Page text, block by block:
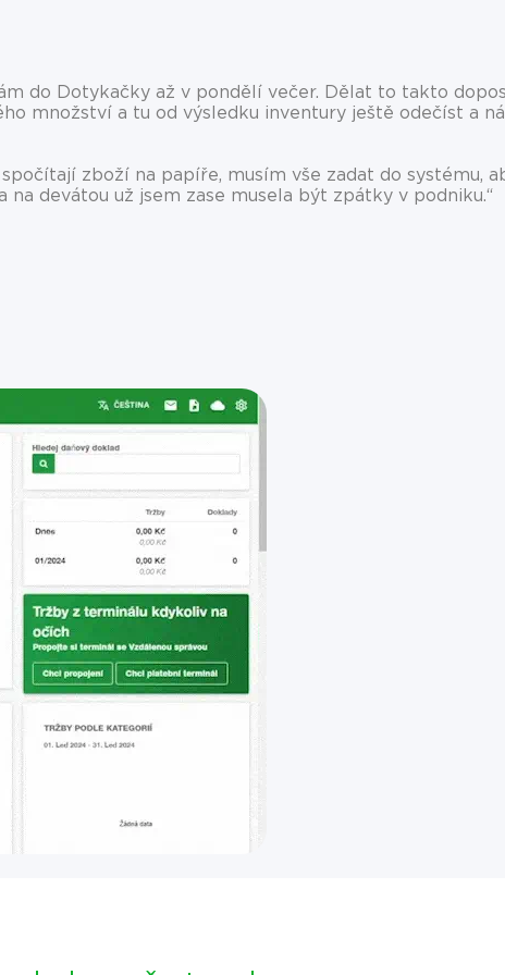
do Dotykačky až v pondělí večer. Dělat to takto
množství a tu od výsledku inventury ještě odečíst a
zboží na papíře, musím vše zadat do systému,
devátou už jsem zase musela být zpátky v podniku.“